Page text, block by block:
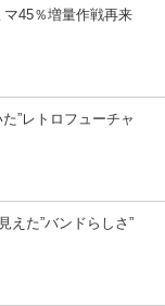
45％増量作戦再来
”レトロフューチャ
えた”バンドらしさ”